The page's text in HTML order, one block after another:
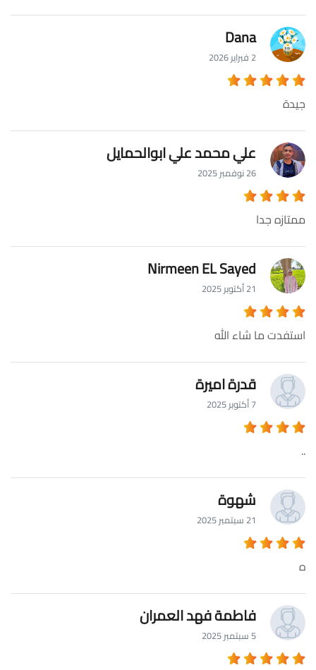
Dana
2 فبراير 2026
جيدة
علي محمد علي ابوالحمايل
26 نوفمبر 2025
ممتازه جدا
Nirmeen EL Sayed
21 أكتوبر 2025
استفدت ما شاء الله
قدرة اميرة
7 أكتوبر 2025
..
شهوة
21 سبتمبر 2025
ه
فاطمة فهد العمران
5 سبتمبر 2025